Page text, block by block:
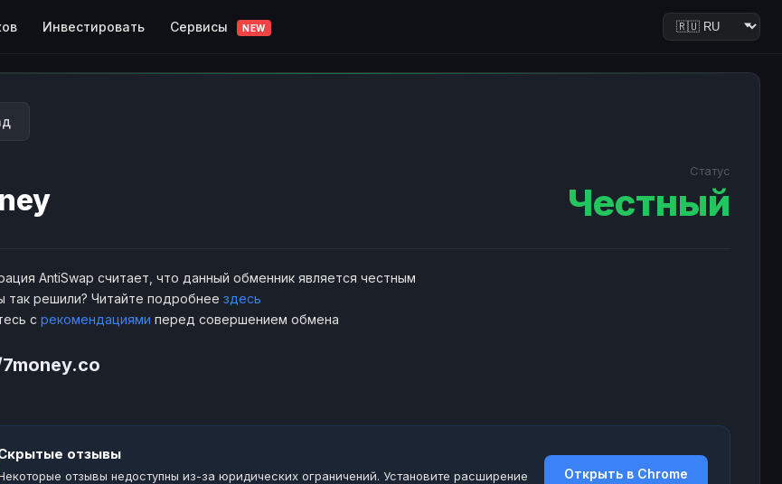
Инвестировать Сервисы NEW
Статус
Честный
AntiSwap считает, что данный обменник является честным
так решили? Читайте подробнее здесь
с рекомендациями перед совершением обмена
отзывы
отзывы недоступны из-за юридических ограничений. Установите расширение
Открыть в Chrome